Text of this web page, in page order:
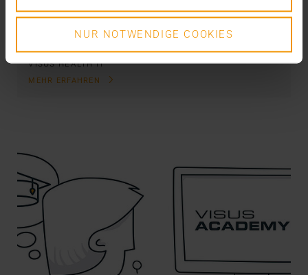
NUR NOTWENDIGE COOKIES
und…
VISUS HEALTH IT
MEHR ERFAHREN